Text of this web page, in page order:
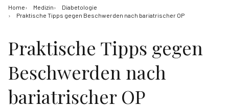
Home Medizin
Diabetologie
Praktische Tipps gegen Beschwerden nach bariatrischer OP
Praktische Tipps gegen
Beschwerden nach
bariatrischer OP